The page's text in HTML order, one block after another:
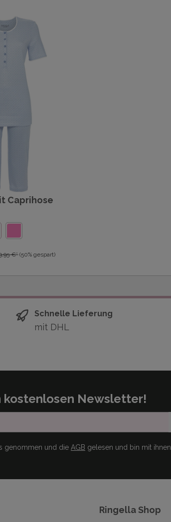
Caprihose
€* (50% gespart)
Schnelle Lieferung
mit DHL
kostenlosen Newsletter!
genommen und die AGB gelesen und bin mit ihnen
Ringella Shop